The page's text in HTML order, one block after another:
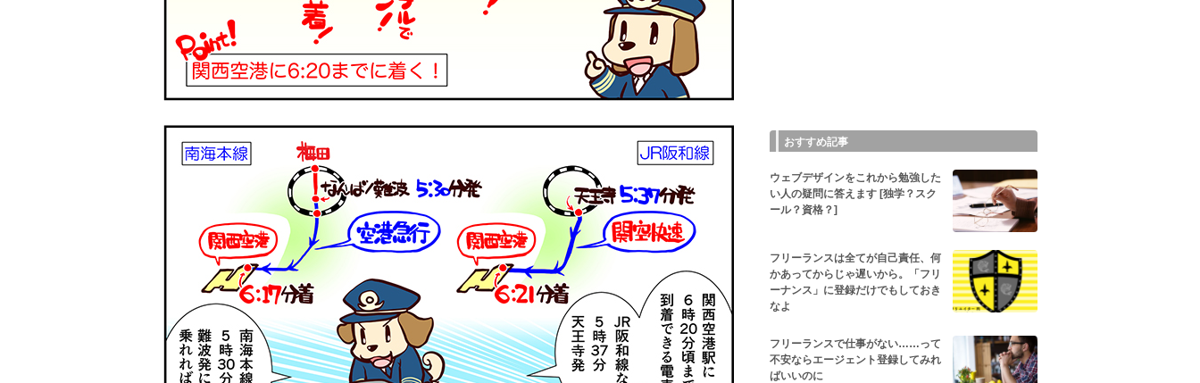
おすすめ記事
ウェブデザインをこれから勉強した
い人の疑問に答えます [独学？スク
ール？資格？]
フリーランスは全てが自己責任、何
かあってからじゃ遅いから。「フリ
ーナンス」に登録だけでもしておき
なよ
フリーランスで仕事がない……って
不安ならエージェント登録してみれ
ばいいのに